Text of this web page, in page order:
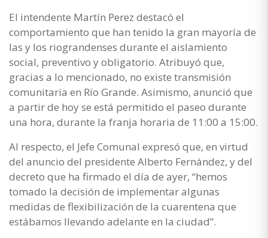
El intendente Martín Perez destacó el
comportamiento que han tenido la gran mayoría de
las y los riograndenses durante el aislamiento
social, preventivo y obligatorio. Atribuyó que,
gracias a lo mencionado, no existe transmisión
comunitaria en Río Grande. Asimismo, anunció que
a partir de hoy se está permitido el paseo durante
una hora, durante la franja horaria de 11:00 a 15:00.
Al respecto, el Jefe Comunal expresó que, en virtud
del anuncio del presidente Alberto Fernández, y del
decreto que ha firmado el día de ayer, “hemos
tomado la decisión de implementar algunas
medidas de flexibilización de la cuarentena que
estábamos llevando adelante en la ciudad”.